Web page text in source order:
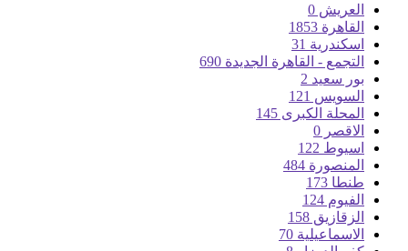
العريش 0
القاهرة 1853
اسكندرية 31
التجمع - القاهرة الجديدة 690
بور سعيد 2
السويس 121
المحلة الكبرى 145
الاقصر 0
اسيوط 122
المنصورة 484
طنطا 173
الفيوم 124
الزقازيق 158
الاسماعيلية 70